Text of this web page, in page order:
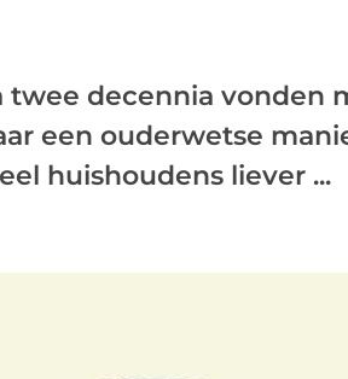
twee decennia vonden
een ouderwetse
huishoudens liever ...